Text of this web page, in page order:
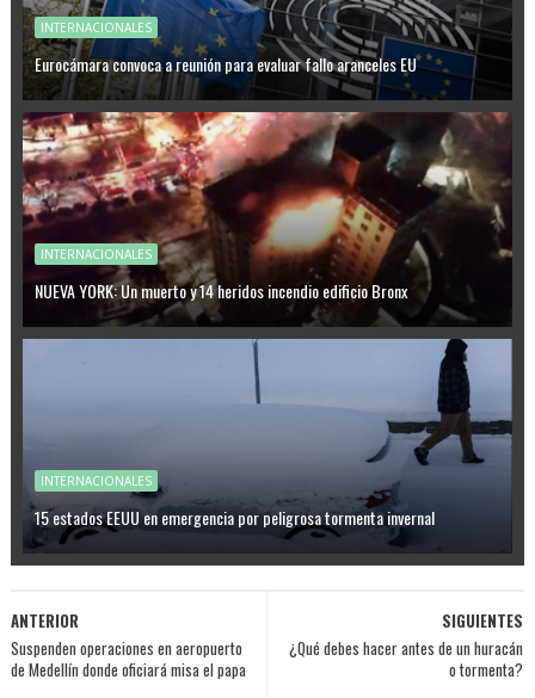
INTERNACIONALES
Eurocámara convoca a reunión para evaluar fallo aranceles EU
INTERNACIONALES
NUEVA YORK: Un muerto y 14 heridos incendio edificio Bronx
INTERNACIONALES
15 estados EEUU en emergencia por peligrosa tormenta invernal
SIGUIENTES
¿Qué debes hacer antes de un huracán
o tormenta?
ANTERIOR
Suspenden operaciones en aeropuerto
de Medellín donde oficiará misa el papa